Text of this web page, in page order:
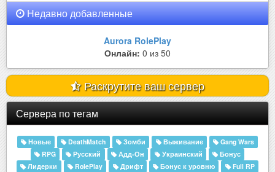
Недавно добавленные
Aurora RolePlay
Онлайн: 0 из 50
Раскрутите ваш сервер
Сервера по тегам
Новые DeathMatch Зомби Выживание
Gang Wars
RPG
Русский Адд-Он Украинский
Бонус
Лидерки
RolePlay Дрифт Бонус к уровню
Full RP